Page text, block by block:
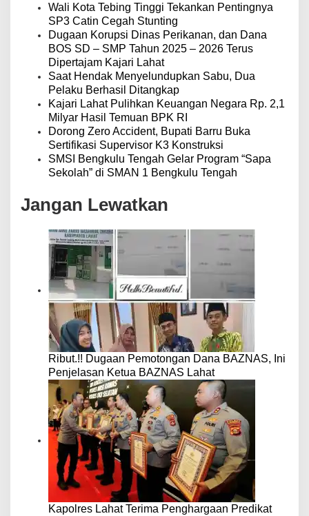
Wali Kota Tebing Tinggi Tekankan Pentingnya
SP3 Catin Cegah Stunting
Dugaan Korupsi Dinas Perikanan, dan Dana
BOS SD – SMP Tahun 2025 – 2026 Terus
Dipertajam Kajari Lahat
Saat Hendak Menyelundupkan Sabu, Dua
Pelaku Berhasil Ditangkap
Kajari Lahat Pulihkan Keuangan Negara Rp. 2,1
Milyar Hasil Temuan BPK RI
Dorong Zero Accident, Bupati Barru Buka
Sertifikasi Supervisor K3 Konstruksi
SMSI Bengkulu Tengah Gelar Program “Sapa
Sekolah” di SMAN 1 Bengkulu Tengah
Jangan Lewatkan
Ribut.!! Dugaan Pemotongan Dana BAZNAS, Ini
Penjelasan Ketua BAZNAS Lahat
Kapolres Lahat Terima Penghargaan Predikat